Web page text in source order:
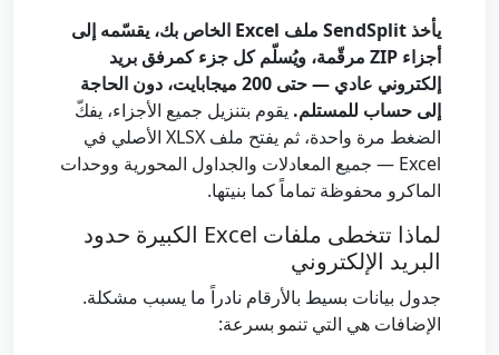
يأخذ SendSplit ملف Excel الخاص بك، يقسّمه إلى
أجزاء ZIP مرقّمة، ويُسلّم كل جزء كمرفق بريد
إلكتروني عادي — حتى 200 ميجابايت، دون الحاجة
إلى حساب للمستلم. يقوم بتنزيل جميع الأجزاء، يفكّ
الضغط مرة واحدة، ثم يفتح ملف XLSX الأصلي في
Excel — جميع المعادلات والجداول المحورية ووحدات
الماكرو محفوظة تماماً كما بنيتها.
لماذا تتخطى ملفات Excel الكبيرة حدود
البريد الإلكتروني
جدول بيانات بسيط بالأرقام نادراً ما يسبب مشكلة.
الإضافات هي التي تنمو بسرعة: